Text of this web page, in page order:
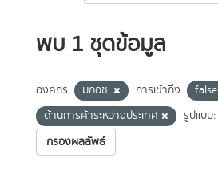
พบ 1 ชุดข้อมูล
องค์กร: มกอช. การเข้าถึง: false
ด้านการค้าระหว่างประเทศ
รูปแบบ:
กรองผลลัพธ์